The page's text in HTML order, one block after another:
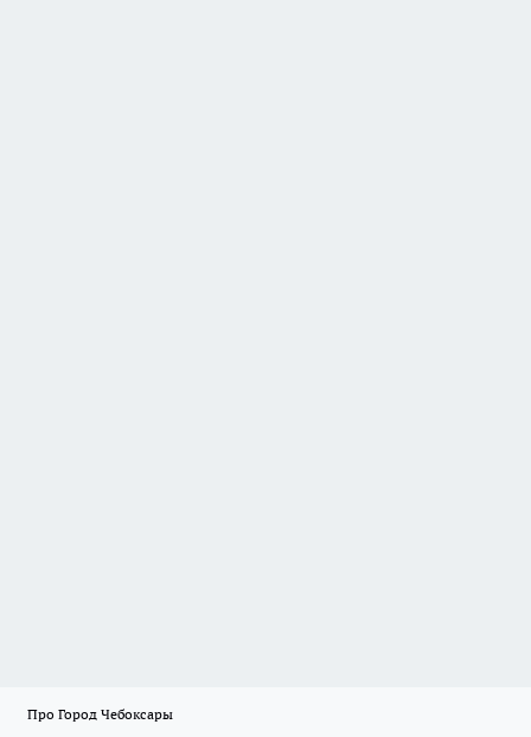
Про Город Чебоксары